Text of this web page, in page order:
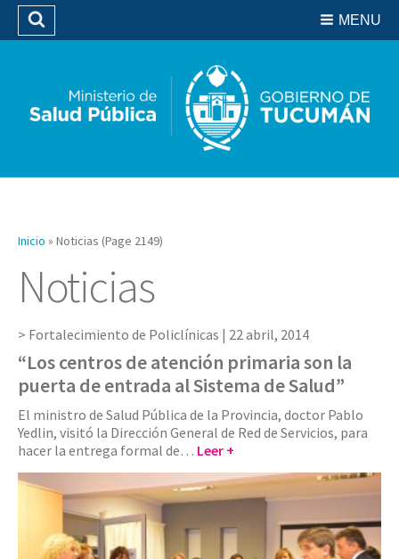
Biblioteca
MENU
Buscar
Inicio » Noticias (Page 2149)
Noticias
Fortalecimiento de Policlínicas | 22 abril, 2014
“Los centros de atención primaria son la
puerta de entrada al Sistema de Salud”
El ministro de Salud Pública de la Provincia, doctor Pablo
Yedlin, visitó la Dirección General de Red de Servicios, para
hacer la entrega formal de… Leer +